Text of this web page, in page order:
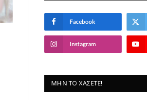
Facebook
Instagram
ΜΗΝ ΤΟ ΧΆΣΕΤΕ!